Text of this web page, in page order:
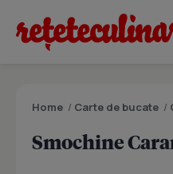
Home / Carte de bucate /
Smochine